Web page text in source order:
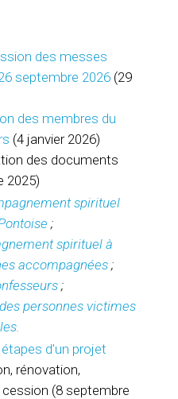
des messes
septembre 2026(29
des membres du
(4 janvier 2026)
des documents
2025)
spirituel
;
spirituel à
accompagnées;
;
personnes victimes
d’un projet
rénovation,
(8 septembre